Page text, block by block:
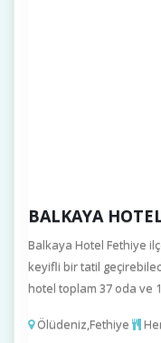
BALKAYA
Balkaya Hotel Fethiye
keyifli bir tatil
hotel toplam 37 oda ve
Ölüdeniz,Fethiye